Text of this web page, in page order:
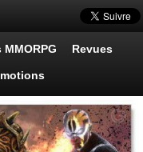
Revues